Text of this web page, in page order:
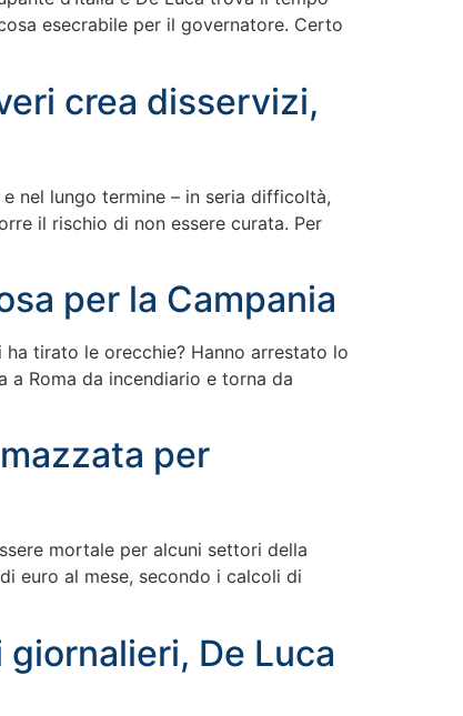
esecrabile per il governatore. Certo
crea disservizi,
nel lungo termine – in seria difficoltà,
il rischio di non essere curata. Per
per la Campania
tirato le orecchie? Hanno arrestato lo
a Roma da incendiario e torna da
per
mortale per alcuni settori della
euro al mese, secondo i calcoli di
De Luca